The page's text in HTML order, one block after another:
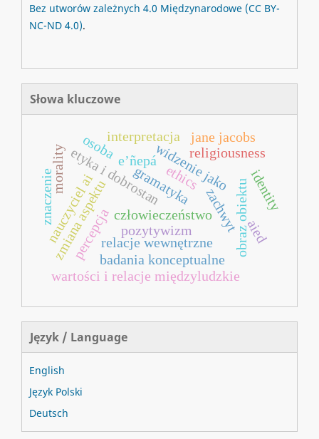
Bez utworów zależnych 4.0 Międzynarodowe (CC BY-
NC-ND 4.0).
Słowa kluczowe
człowieczeństwo
percepcja
wartości i relacje międzyludzkie
etyka i dobrostan
zachwyt
widzenie jako
zmiana aspektu obraz obiektu
gramatyka
nauczyciel ai
znaczenie
interpretacja
relacje wewnętrzne aied
identity
pozytywizm
ethics
morality religiousness
e’ñepá
osoba
badania konceptualne
jane jacobs
Język / Language
English
Język Polski
Deutsch